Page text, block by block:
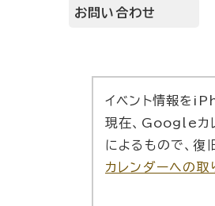
お問い合わせ
イベント情報を
現在、Googleカ
によるもので、復
カレンダーへの